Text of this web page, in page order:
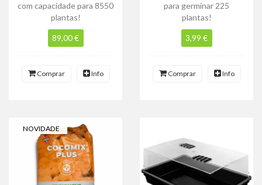
com capacidade para 8550
plantas!
89,00 €
Comprar Info
para germinar 225
plantas!
3,99 €
Comprar Info
NOVIDADE